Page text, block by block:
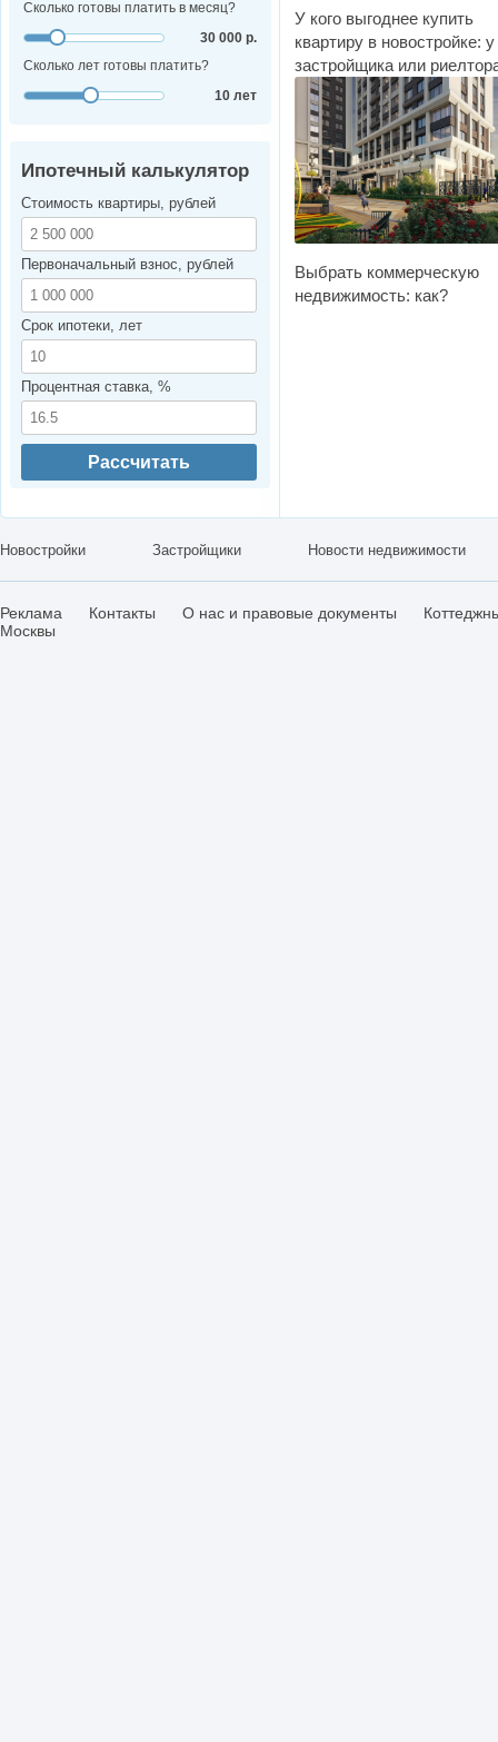
У кого выгоднее купить
квартиру в новостройке: у
застройщика или
Выбрать коммерческую
недвижимость: как?
Сколько готовы платить в месяц?
30 000 р.
Сколько лет готовы платить?
10 лет
Ипотечный калькулятор
Стоимость квартиры, рублей
Первоначальный взнос, рублей
Срок ипотеки, лет
Процентная ставка, %
Рассчитать
Новостройки Застройщики Новости недвижимости
Реклама Контакты О нас и правовые документы
Москвы